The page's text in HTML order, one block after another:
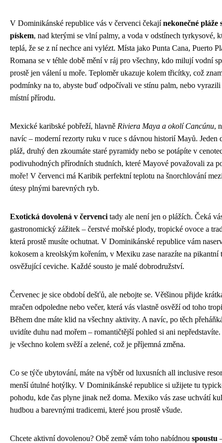
V Dominikánské republice vás v červenci čekajínekonečné pláže
pískem, nad kterými se vlní palmy, a voda v odstínech tyrkysové,
teplá, že se z ní nechce ani vylézt. Místa jako Punta Cana, Puerto
Romana se v téhle době mění v ráj pro všechny, kdo milují vodní
prostě jen válení u moře. Teploměr ukazuje kolem třicítky, což
podmínky na to, abyste buď odpočívali ve stínu palm, nebo vyrazili
místní přírodu.
Mexické karibské pobřeží, hlavně Riviera Maya a okolí Cancúnu,
navíc – moderní rezorty ruku v ruce s dávnou historií Mayů. Jeden
pláž, druhý den zkoumáte staré pyramidy nebo se potápíte v
podivuhodných přírodních studních, které Mayové považovali za
moře! V červenci má Karibik perfektní teplotu na šnorchlování
útesy plnými barevných ryb.
Exotická dovolená v červenci tady ale není jen o plážích. Čeká
gastronomický zážitek – čerstvé mořské plody, tropické ovoce a
která prostě musíte ochutnat. V Dominikánské republice vám
kokosem a kreolským kořením, v Mexiku zase narazíte na pikantní
osvěžující ceviche. Každé sousto je malé dobrodružství.
Červenec je sice období dešťů, ale nebojte se. Většinou přijde
mračen odpoledne nebo večer, která vás vlastně osvěží od toho
Během dne máte klid na všechny aktivity. A navíc, po těch
uvidíte duhu nad mořem – romantičtější pohled si ani
je všechno kolem svěží a zelené, což je příjemná změna.
Co se týče ubytování, máte na výběr od luxusních all inclusive
menší útulné hotýlky. V Dominikánské republice si užijete tu
pohodu, kde čas plyne jinak než doma. Mexiko vás zase uchvátí
hudbou a barevnými tradicemi, které jsou prostě všude.
Chcete aktivní dovolenou? Obě země vám toho nabídnou spoustu